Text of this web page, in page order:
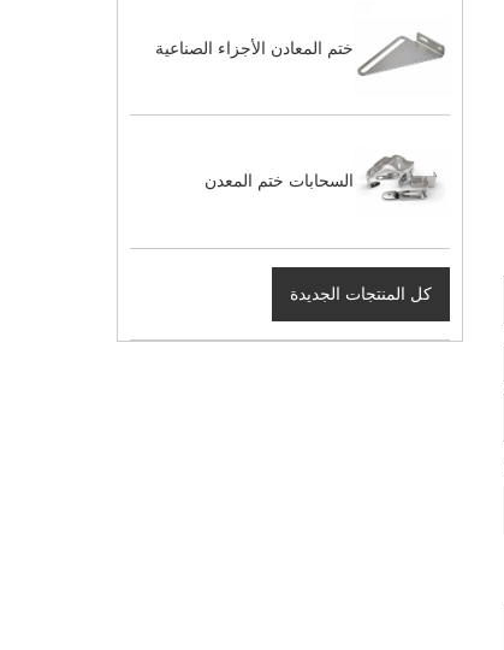
ختم المعادن الأجزاء الصناعية
السحابات ختم المعدن
كل المنتجات الجديدة